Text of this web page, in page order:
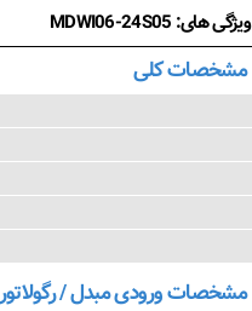
ویژگی های: MDWI06-24S05
مشخصات کلی
مشخصات ورودی مبدل / رگولاتور